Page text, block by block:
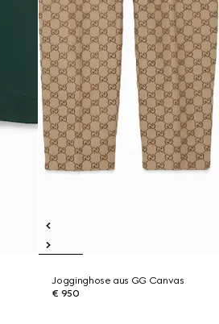
Jogginghose aus GG Canvas
€ 950